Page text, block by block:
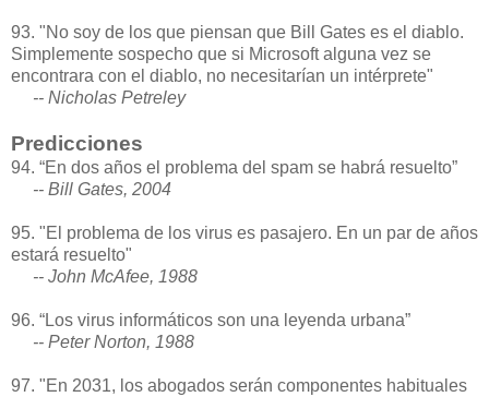
93. "No soy de los que piensan que Bill Gates es el diablo.
Simplemente sospecho que si Microsoft alguna vez se
encontrara con el diablo, no necesitarían un intérprete"
-- Nicholas Petreley
Predicciones
94. “En dos años el problema del spam se habrá resuelto”
-- Bill Gates, 2004
95. "El problema de los virus es pasajero. En un par de años
estará resuelto"
-- John McAfee, 1988
96. “Los virus informáticos son una leyenda urbana”
-- Peter Norton, 1988
97. "En 2031, los abogados serán componentes habituales